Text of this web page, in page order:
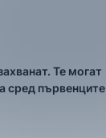
Те могат
сред първенците